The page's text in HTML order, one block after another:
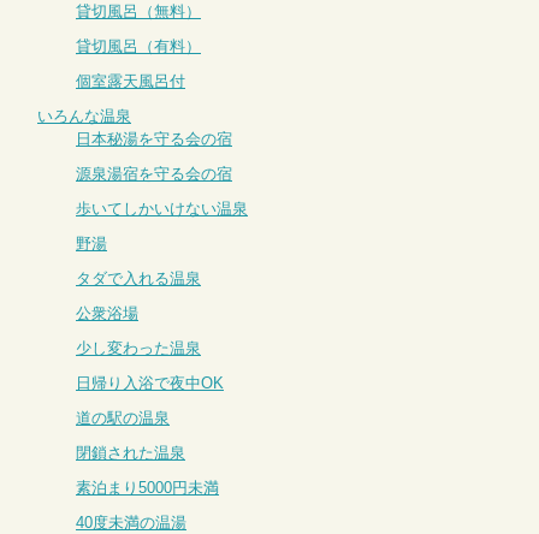
貸切風呂（無料）
貸切風呂（有料）
個室露天風呂付
いろんな温泉
日本秘湯を守る会の宿
源泉湯宿を守る会の宿
歩いてしかいけない温泉
野湯
タダで入れる温泉
公衆浴場
少し変わった温泉
日帰り入浴で夜中OK
道の駅の温泉
閉鎖された温泉
素泊まり5000円未満
40度未満の温湯